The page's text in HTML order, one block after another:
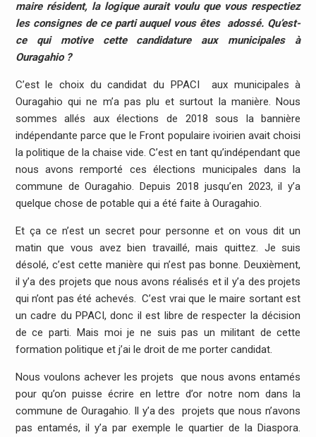
maire résident, la logique aurait voulu que vous respectiez
les consignes de ce parti auquel vous êtes adossé. Qu’est-
ce qui motive cette candidature aux municipales à
Ouragahio ?
C’est le choix du candidat du PPACI aux municipales à
Ouragahio qui ne m’a pas plu et surtout la manière. Nous
sommes allés aux élections de 2018 sous la bannière
indépendante parce que le Front populaire ivoirien avait choisi
la politique de la chaise vide. C’est en tant qu’indépendant que
nous avons remporté ces élections municipales dans la
commune de Ouragahio. Depuis 2018 jusqu’en 2023, il y’a
quelque chose de potable qui a été faite à Ouragahio.
Et ça ce n’est un secret pour personne et on vous dit un
matin que vous avez bien travaillé, mais quittez. Je suis
désolé, c’est cette manière qui n’est pas bonne. Deuxièment,
il y’a des projets que nous avons réalisés et il y’a des projets
qui n’ont pas été achevés. C’est vrai que le maire sortant est
un cadre du PPACI, donc il est libre de respecter la décision
de ce parti. Mais moi je ne suis pas un militant de cette
formation politique et j’ai le droit de me porter candidat.
Nous voulons achever les projets que nous avons entamés
pour qu’on puisse écrire en lettre d’or notre nom dans la
commune de Ouragahio. Il y’a des projets que nous n’avons
pas entamés, il y’a par exemple le quartier de la Diaspora.